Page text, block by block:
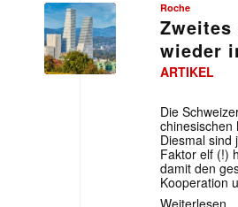
Roche
Zweites
wieder
ARTIKEL
Die
chinesischen
Diesmal sind
Faktor elf (!)
damit den
Kooperation
Weiterlesen